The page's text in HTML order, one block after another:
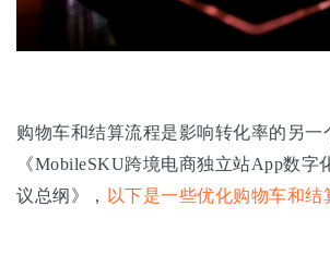
购物车和结算流程是影响转化率的另一
《MobileSKU跨境电商独立站App数字
议总纲》，
以下是一些优化购物车和结